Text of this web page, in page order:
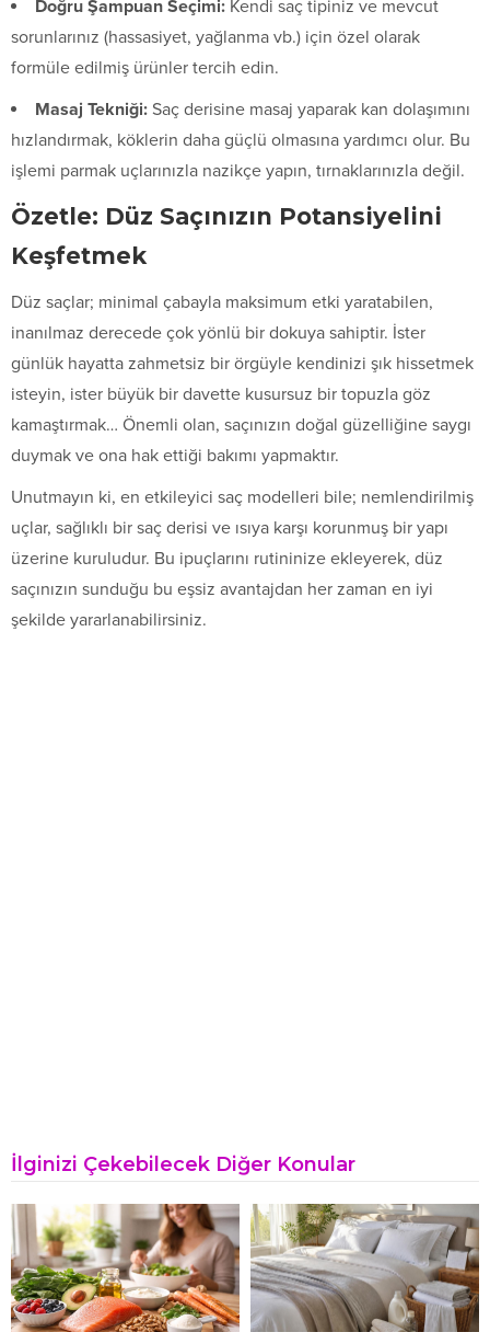
Doğru Şampuan Seçimi: Kendi saç tipiniz ve mevcut
sorunlarınız (hassasiyet, yağlanma vb.) için özel olarak
formüle edilmiş ürünler tercih edin.
Masaj Tekniği: Saç derisine masaj yaparak kan dolaşımını
hızlandırmak, köklerin daha güçlü olmasına yardımcı olur. Bu
işlemi parmak uçlarınızla nazikçe yapın, tırnaklarınızla değil.
Özetle: Düz Saçınızın Potansiyelini
Keşfetmek
Düz saçlar; minimal çabayla maksimum etki yaratabilen,
inanılmaz derecede çok yönlü bir dokuya sahiptir. İster
günlük hayatta zahmetsiz bir örgüyle kendinizi şık hissetmek
isteyin, ister büyük bir davette kusursuz bir topuzla göz
kamaştırmak… Önemli olan, saçınızın doğal güzelliğine saygı
duymak ve ona hak ettiği bakımı yapmaktır.
Unutmayın ki, en etkileyici saç modelleri bile; nemlendirilmiş
uçlar, sağlıklı bir saç derisi ve ısıya karşı korunmuş bir yapı
üzerine kuruludur. Bu ipuçlarını rutininize ekleyerek, düz
saçınızın sunduğu bu eşsiz avantajdan her zaman en iyi
şekilde yararlanabilirsiniz.
İlginizi Çekebilecek Diğer Konular